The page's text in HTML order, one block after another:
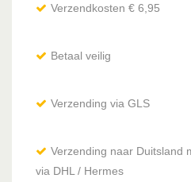
Verzendkosten € 6,95
Betaal veilig
Verzending via GLS
Verzending naar Duitsland
via DHL / Hermes